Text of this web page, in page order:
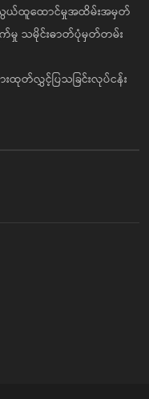
သွယ်ထူထောင်မှုအထိမ်းအမှတ်
ရွက်မှု သမိုင်းဓာတ်ပုံမှတ်တမ်း
တ်လွှင့်ပြသခြင်းလုပ်ငန်း